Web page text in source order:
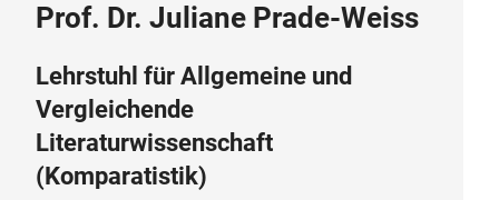
Prof. Dr. Juliane Prade-Weiss
Lehrstuhl für Allgemeine und
Vergleichende
Literaturwissenschaft
(Komparatistik)